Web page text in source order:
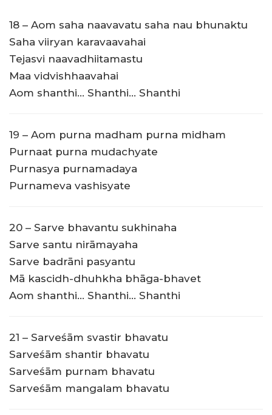
18 – Aom saha naavavatu saha nau bhunaktu
Saha viiryan karavaavahai
Tejasvi naavadhiitamastu
Maa vidvishhaavahai
Aom shanthi… Shanthi… Shanthi
19 – Aom purna madham purna midham
Purnaat purna mudachyate
Purnasya purnamadaya
Purnameva vashisyate
20 – Sarve bhavantu sukhinaha
Sarve santu nirāmayaha
Sarve badrāni pasyantu
Mā kascidh-dhuhkha bhāga-bhavet
Aom shanthi… Shanthi… Shanthi
21 – Sarveśām svastir bhavatu
Sarveśām shantir bhavatu
Sarveśām purnam bhavatu
Sarveśām mangalam bhavatu